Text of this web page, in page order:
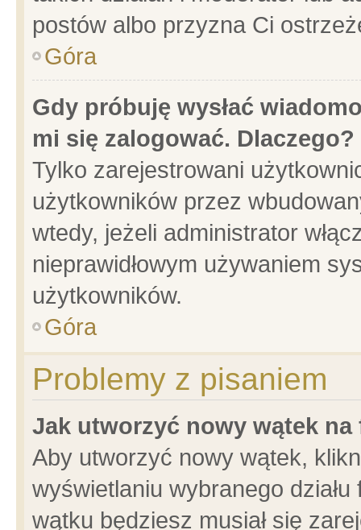
postów albo przyzna Ci
Góra
Gdy próbuję wysłać
mi się zalogować. Dlaczego?
Tylko zarejestrowani
użytkowników przez
wtedy, jeżeli administrator
nieprawidłowym używaniem
użytkowników.
Góra
Problemy z pisaniem
Jak utworzyć nowy wątek na
Aby utworzyć nowy wątek,
wyświetlaniu wybranego
wątku będziesz musiał się